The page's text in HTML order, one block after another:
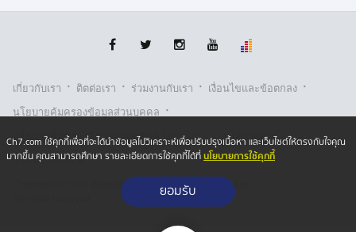
เกี่ยวกับเรา · ติตต่อเรา · ร่วมงานกับเรา · เงื่อนไขและข้อตกลง ·
นโยบายคุ้มครองข้อมูลส่วนบุคคล ·
นโยบายคุ้มครองข้อมูลส่วนบุคคล (ออนไลน์) · นโยบายคุกกี้ ·
รับเรื่องร้องเรียน
Copyright © 2026 Bangkok Broadcasting & T.V. Co.,Ltd.
Ch7.com ใช้คุกกี้เพื่อที่จะได้นำข้อมูลไปวิเคราะห์เพื่อปรับปรุงเนื้อหา และเว็บไซต์ให้ตรงกับใจคุณ
มากขึ้น คุณสามารถศึกษา รายละเอียดการใช้คุกกี้ได้ที่นโยบายการใช้คุกกี้
ยอมรับ